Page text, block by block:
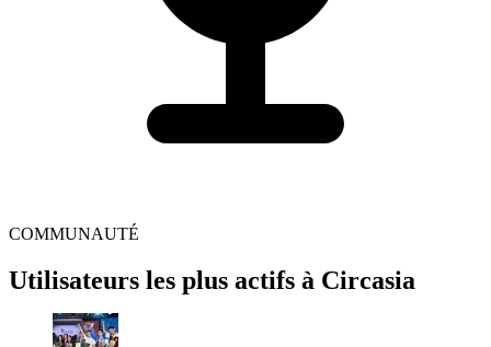
COMMUNAUTÉ
Utilisateurs les plus actifs à Circasia